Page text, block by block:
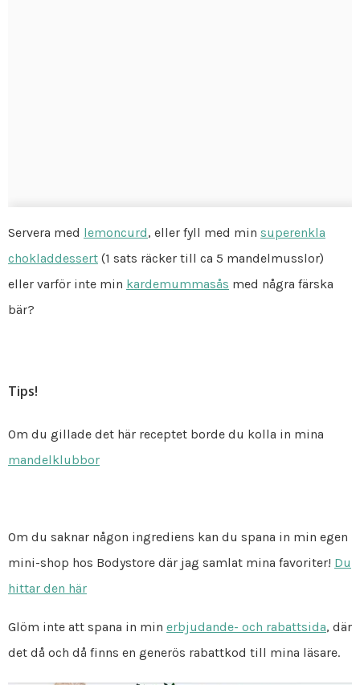
Servera med lemoncurd, eller fyll med min superenkla
chokladdessert (1 sats räcker till ca 5 mandelmusslor)
eller varför inte min kardemummasås med några färska
bär?
Tips!
Om du gillade det här receptet borde du kolla in mina
mandelklubbor
Om du saknar någon ingrediens kan du spana in min egen
mini-shop hos Bodystore där jag samlat mina favoriter! Du
hittar den här
Glöm inte att spana in min erbjudande- och rabattsida, där
det då och då finns en generös rabattkod till mina läsare.